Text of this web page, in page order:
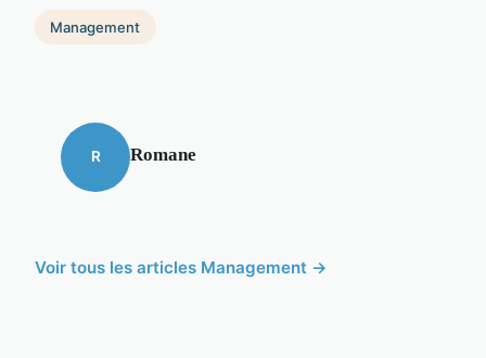
Management
R Romane
Voir tous les articles Management →